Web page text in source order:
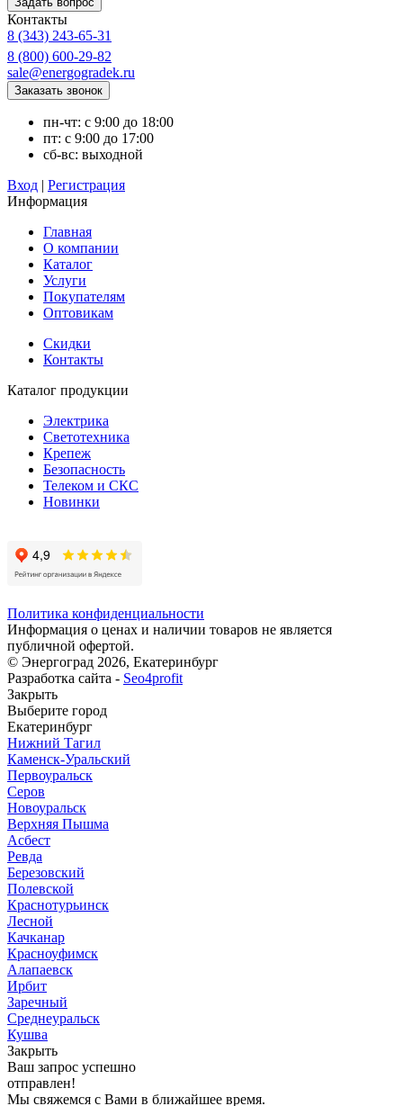
Контакты
8 (343) 243-65-31
8 (800) 600-29-82
sale@energogradek.ru
пн-чт: с 9:00 до 18:00
пт: с 9:00 до 17:00
сб-вс: выходной
Вход | Регистрация
Информация
Главная
О компании
Каталог
Услуги
Покупателям
Оптовикам
Скидки
Контакты
Каталог продукции
Электрика
Светотехника
Крепеж
Безопасность
Телеком и СКС
Новинки
Политика конфиденциальности
Информация о ценах и наличии товаров не является
публичной офертой.
© Энергоград 2026, Екатеринбург
Разработка сайта - Seo4profit
Закрыть
Выберите город
Екатеринбург
Нижний Тагил
Каменск-Уральский
Первоуральск
Серов
Новоуральск
Верхняя Пышма
Асбест
Ревда
Березовский
Полевской
Краснотурьинск
Лесной
Качканар
Красноуфимск
Алапаевск
Ирбит
Заречный
Среднеуральск
Кушва
Закрыть
Ваш запрос успешно
отправлен!
Мы свяжемся с Вами в ближайшее время.